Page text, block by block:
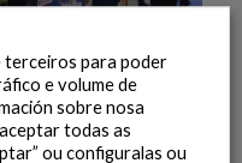
terceiros para poder
e volume de
sobre nosa
todas as
ou configuralas ou